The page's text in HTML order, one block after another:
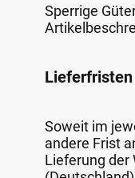
Sperrige
Lieferfristen
Soweit im
andere Frist
Lieferung der